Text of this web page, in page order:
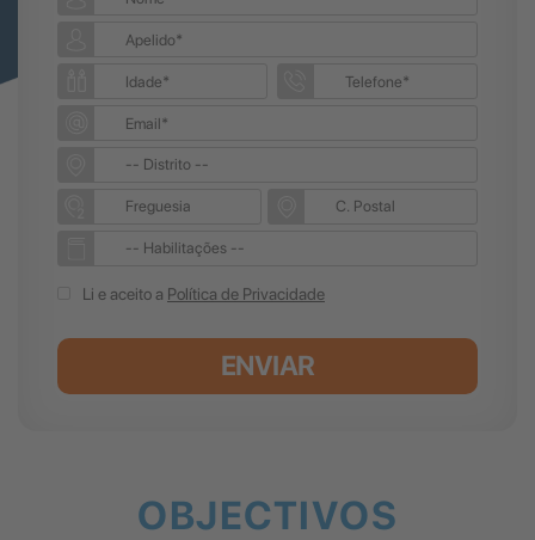
Li e aceito a Política de Privacidade
ENVIAR
OBJECTIVOS